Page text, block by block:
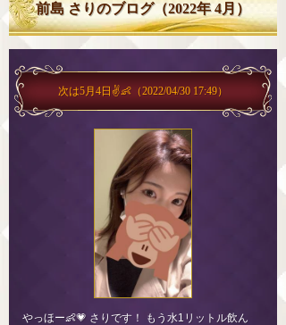
前島 さりのブログ（2022年 4月）
次は5月4日✌️👶 （2022/04/30 17:49）
やっほー👶💗 さりです！ もう水1リットル飲ん